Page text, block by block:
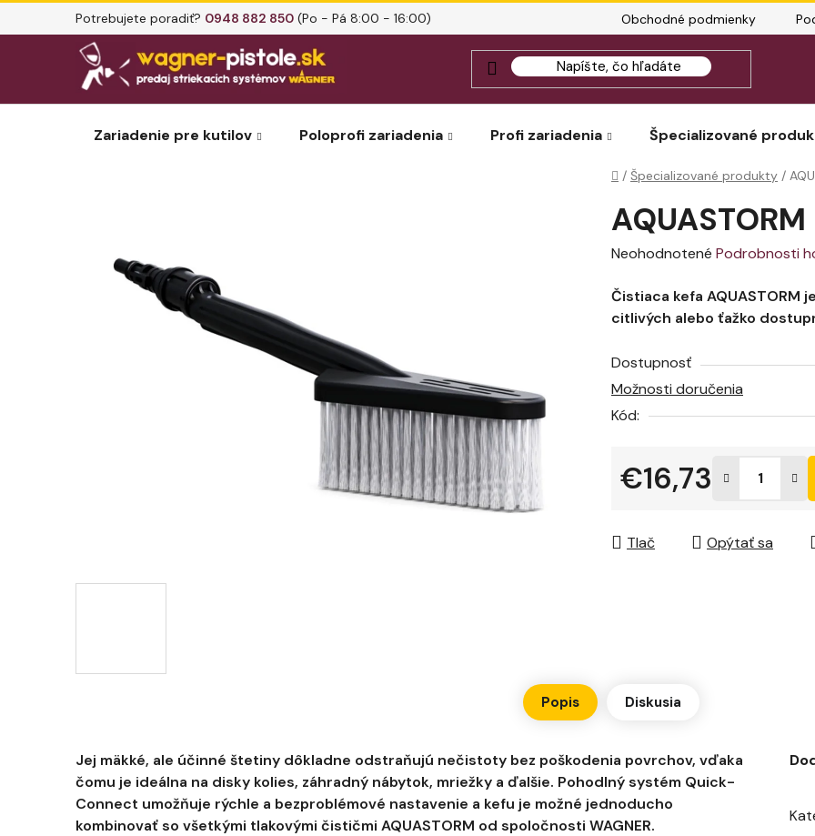
Prejsť
Potrebujete poradiť? 0948 882 850 (Po - Pá 8:00 - 16:00) Obchodné podmienky
Zariadenie pre kutilov Poloprofi zariadenia Profi zariadenia Špecializované
Domov
/ Špecializované produkty /
Priemerné
produktu
je
5
hviezdičiek.
Neohodnotené Podrobnosti
Čistiaca kefa
citlivých alebo ťažko
Dostupnosť
Možnosti doručenia
Kód:
€16,73
Tlač
Opýtať sa
Popis Diskusia
Jej mäkké, ale účinné štetiny dôkladne odstraňujú nečistoty bez poškodenia povrchov, vďaka
čomu je ideálna na disky kolies, záhradný nábytok, mriežky a ďalšie. Pohodlný systém Quick-
Connect umožňuje rýchle a bezproblémové nastavenie a kefu je možné jednoducho
kombinovať so všetkými tlakovými čističmi AQUASTORM od spoločnosti WAGNER.